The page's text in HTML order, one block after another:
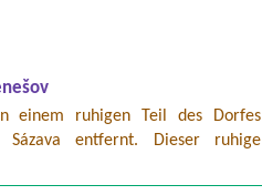
einem ruhigen Teil des Dorfes
entfernt. Dieser ruhige